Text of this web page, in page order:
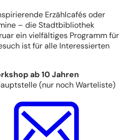
Erzählcafés oder
– die Stadtbibliothek
ein vielfältiges Programm für
ist für alle Interessierten
ab 10 Jahren
(nur noch Warteliste)